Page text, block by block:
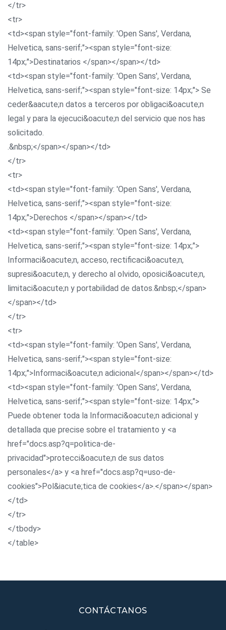
</tr>
<tr>
<td><span style="font-family: 'Open Sans', Verdana,
Helvetica, sans-serif;"><span style="font-size:
14px;">Destinatarios </span></span></td>
<td><span style="font-family: 'Open Sans', Verdana,
Helvetica, sans-serif;"><span style="font-size: 14px;"> Se
ceder&aacute;n datos a terceros por obligaci&oacute;n
legal y para la ejecuci&oacute;n del servicio que nos has
solicitado.
.&nbsp;</span></span></td>
</tr>
<tr>
<td><span style="font-family: 'Open Sans', Verdana,
Helvetica, sans-serif;"><span style="font-size:
14px;">Derechos </span></span></td>
<td><span style="font-family: 'Open Sans', Verdana,
Helvetica, sans-serif;"><span style="font-size: 14px;">
Informaci&oacute;n, acceso, rectificaci&oacute;n,
supresi&oacute;n, y derecho al olvido, oposici&oacute;n,
limitaci&oacute;n y portabilidad de datos.&nbsp;</span>
</span></td>
</tr>
<tr>
<td><span style="font-family: 'Open Sans', Verdana,
Helvetica, sans-serif;"><span style="font-size:
14px;">Informaci&oacute;n adicional</span></span></td>
<td><span style="font-family: 'Open Sans', Verdana,
Helvetica, sans-serif;"><span style="font-size: 14px;">
Puede obtener toda la Informaci&oacute;n adicional y
detallada que precise sobre el tratamiento y <a
href="docs.asp?q=politica-de-
privacidad">protecci&oacute;n de sus datos
personales</a> y <a href="docs.asp?q=uso-de-
cookies">Pol&iacute;tica de cookies</a>.</span></span>
</td>
</tr>
</tbody>
</table>
CONTÁCTANOS